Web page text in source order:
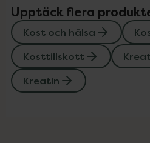
Upptäck flera
Kost och hälsa
Kosttillskott
Kreatin